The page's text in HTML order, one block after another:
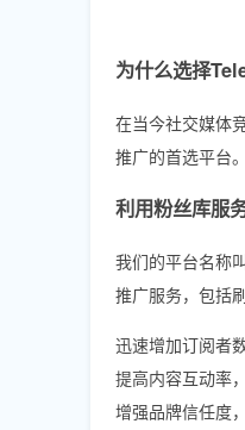
为什么选择
在当今社交媒体
推广的首选平台
利用粉丝库服
我们的平台名称
推广服务，包括
迅速增加订阅者
提高内容互动率
增强品牌信任度